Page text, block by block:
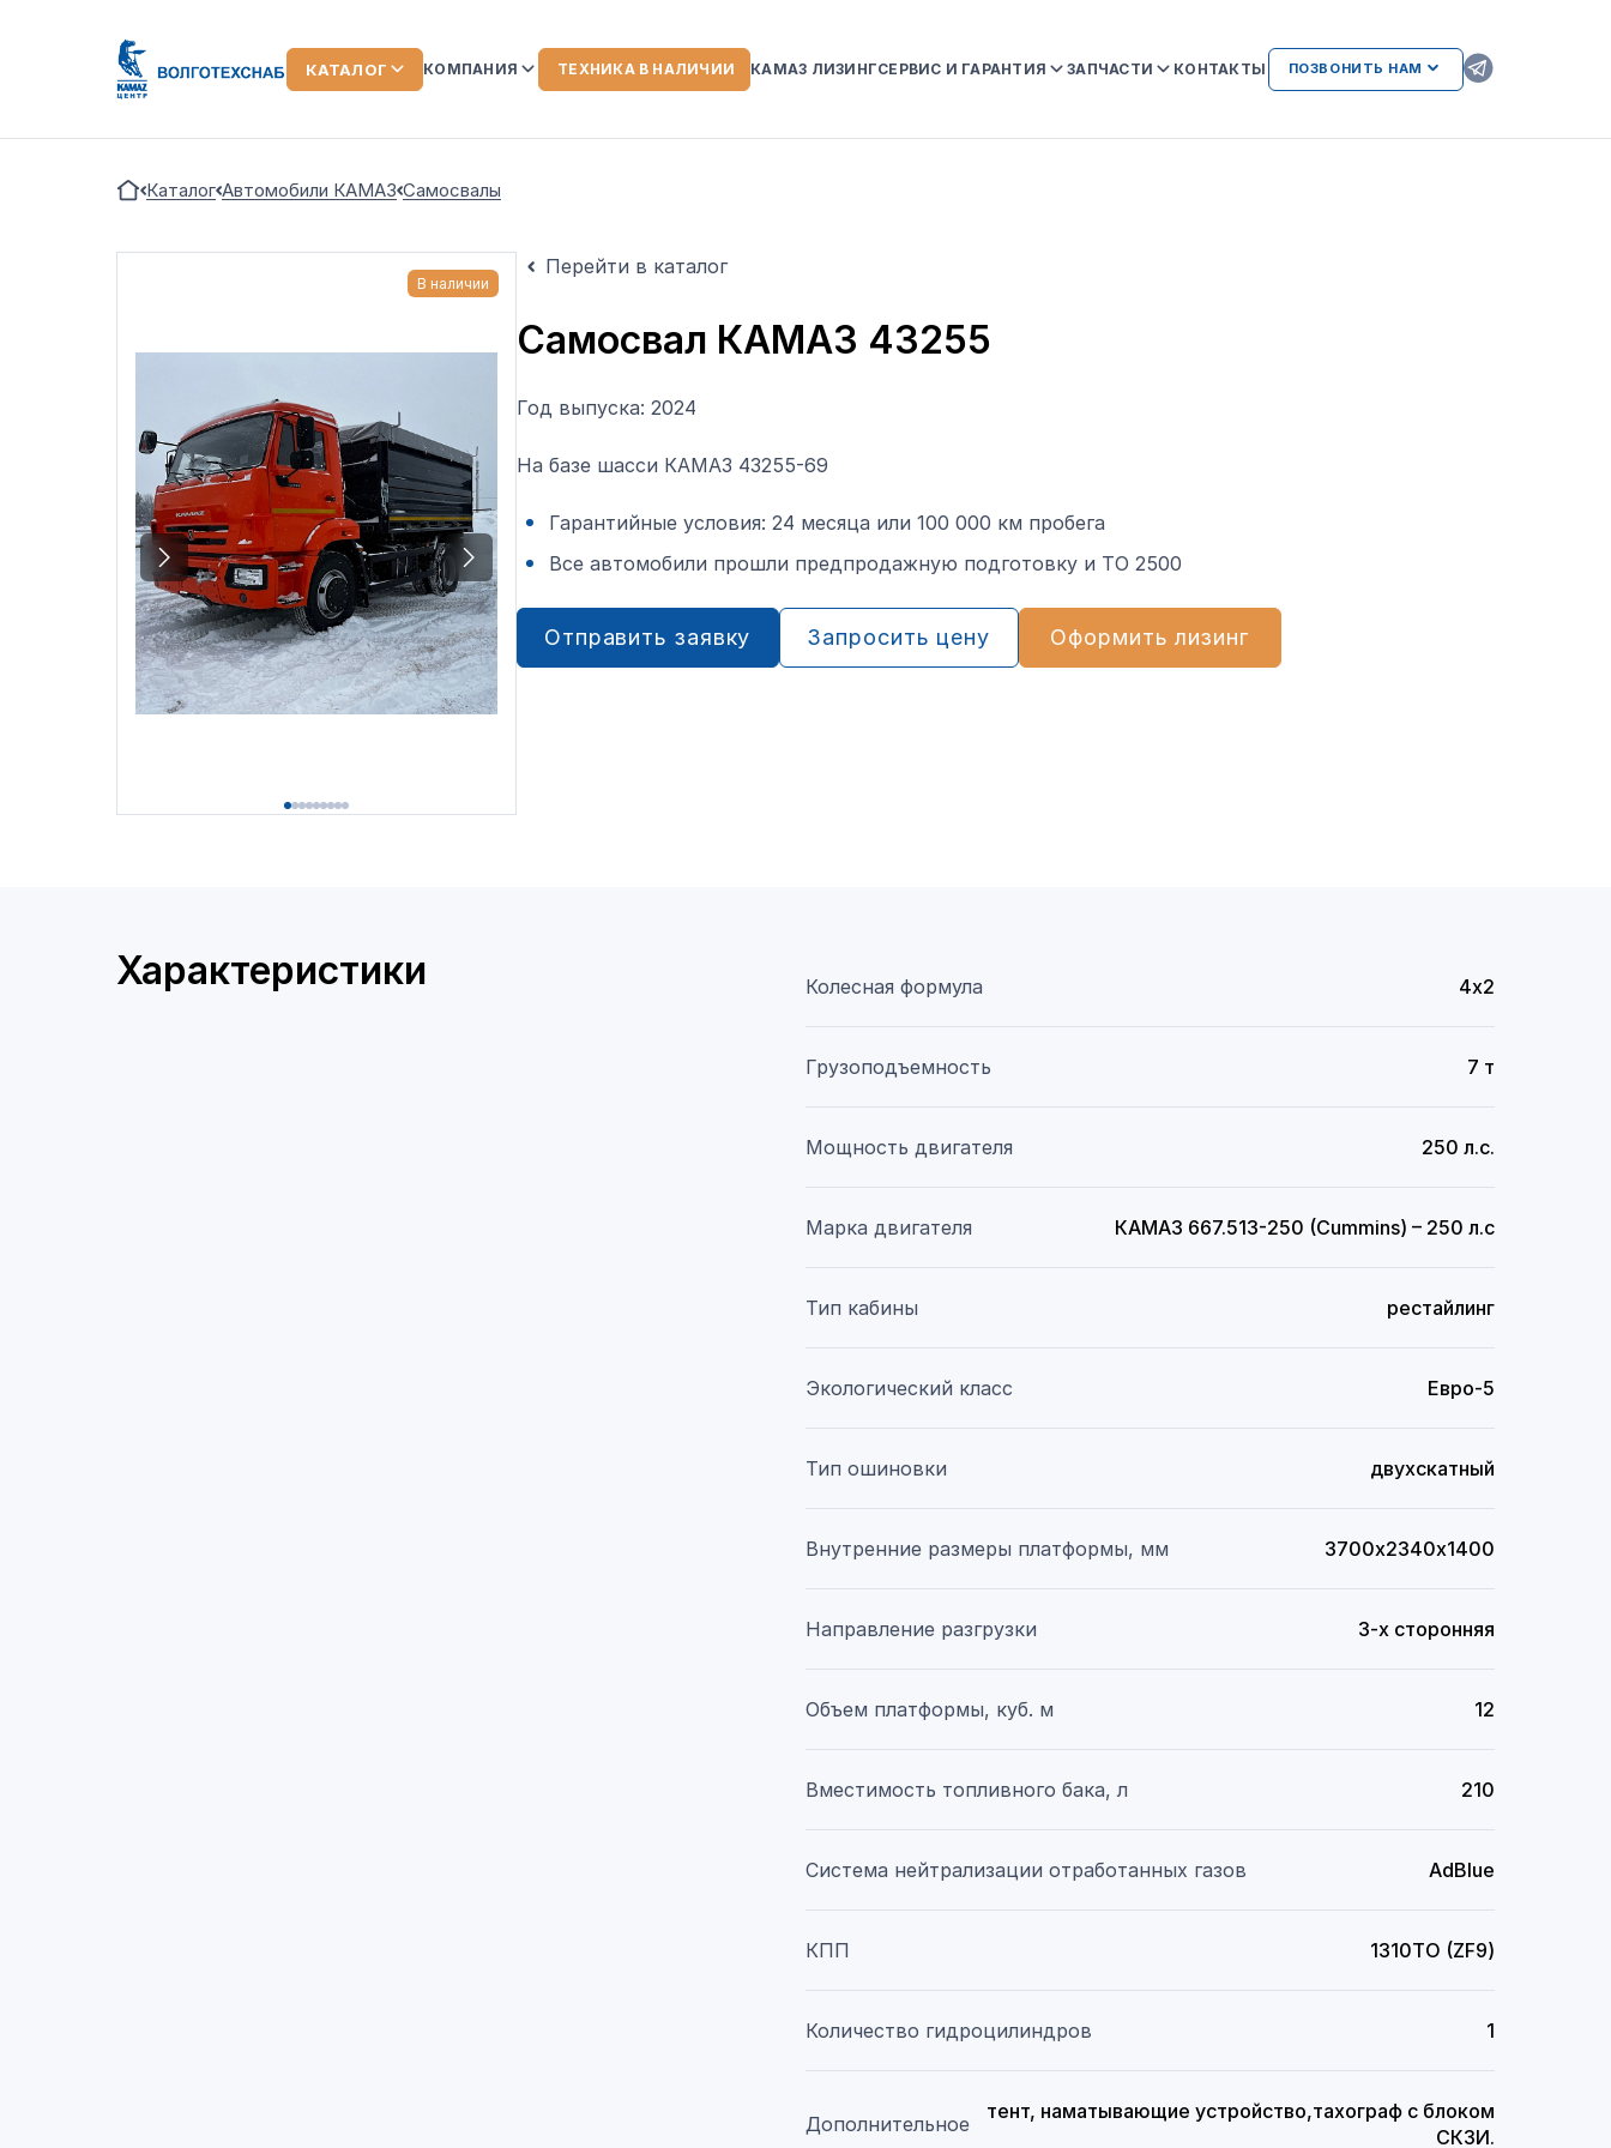
КАТАЛОГ КОМПАНИЯ
КОМАНДА
ОТЗЫВЫ О КОМПАНИИ
ВИДЕООБЗОРЫ
ТЕХНИКА В НАЛИЧИИ КАМАЗ ЛИЗИНГСЕРВИС И ГАРАНТИЯ ЗАПЧАСТИ КОНТАКТЫ ПОЗВОНИТЬ НАМ
Каталог Автомобили КАМАЗ Самосвалы
В наличии
Перейти в каталог
Самосвал КАМАЗ 43255
Год выпуска: 2024
На базе шасси КАМАЗ 43255-69
Гарантийные условия: 24 месяца или 100 000 км пробега
Все автомобили прошли предпродажную подготовку и ТО 2500
Отправить заявку Запросить цену Оформить лизинг
Характеристики Колесная формула 4х2
Грузоподъемность 7 т
Мощность двигателя 250 л.с.
Марка двигателя КАМАЗ 667.513-250 (Cummins) – 250 л.с
Тип кабины рестайлинг
Экологический класс Евро-5
Тип ошиновки двухскатный
Внутренние размеры платформы, мм 3700х2340х1400
Направление разгрузки 3-x сторонняя
Объем платформы, куб. м 12
Вместимость топливного бака, л 210
Система нейтрализации отработанных газов AdBlue
КПП 1310ТО (ZF9)
Количество гидроцилиндров 1
Дополнительное
тент, наматывающие устройство,тахограф с блоком
СКЗИ.